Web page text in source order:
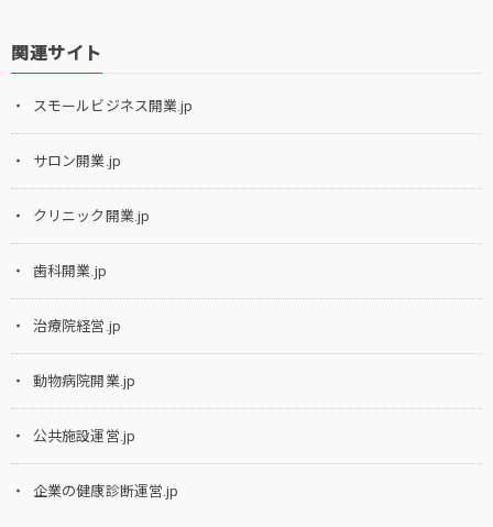
関連サイト
スモールビジネス開業.jp
サロン開業.jp
クリニック開業.jp
歯科開業.jp
治療院経営.jp
動物病院開業.jp
公共施設運営.jp
企業の健康診断運営.jp